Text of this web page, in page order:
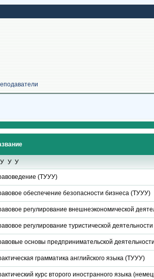
(ТУУУ)
обеспечение безопасности бизнеса (ТУУУ)
регулирование внешнеэкономической
регулирование туристической
основы предпринимательской
грамматика английского языка (ТУУУ)
курс второго иностранного языка